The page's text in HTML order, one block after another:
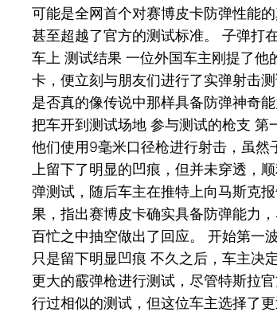
可能是全网首个对赛博皮卡防弹性能的
甚至超越了官方的测试标准。 子弹打
车上 测试结果 一位外国车主刚提了他
卡，便立刻与朋友们进行了实弹射击
是否真的像传说中那样具备防弹神奇
把车开到测试场地 参与测试的枪支 第
他们使用9毫米口径枪进行射击，虽然
上留下了明显的凹痕，但并未穿透，
弹测试，随后车主在推特上向马斯克
果，指出赛博皮卡确实具备防弹能力
百忙之中抽空做出了回应。 开始第一
只是留下明显凹痕 不久之后，车主决
更大的霰弹枪进行测试，尽管特斯拉
行过相似的测试，但这位车主选择了